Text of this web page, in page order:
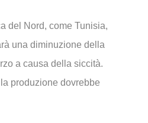
del Nord, come Tunisia,
una diminuzione della
a causa della siccità.
produzione dovrebbe